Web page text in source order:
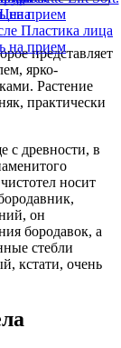
Пластика лица
на прием
на прием
представляет
ярко-
Растение
практически
с древности, в
носит
он
бородавок, а
стебли
кстати, очень